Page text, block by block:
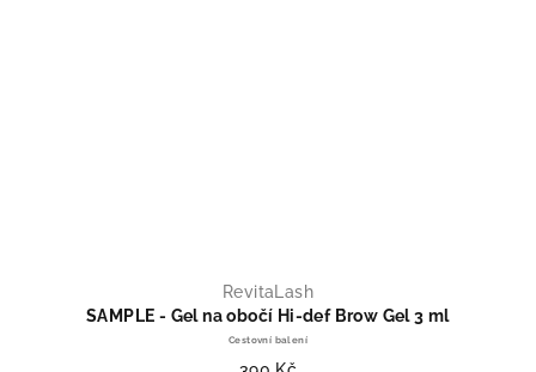
RevitaLash
SAMPLE - Gel na obočí Hi-def Brow Gel 3 ml
Cestovní balení